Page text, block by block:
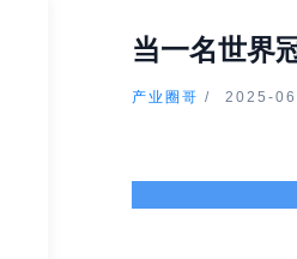
当一名世界
产业圈哥 / 2025-